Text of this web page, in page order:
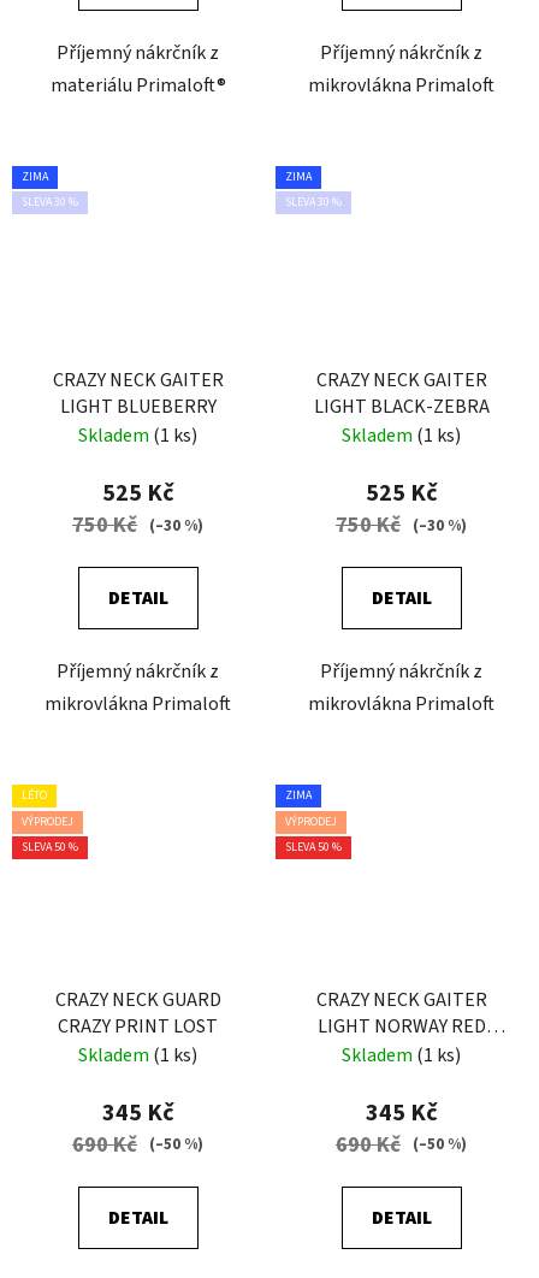
Příjemný nákrčník z
materiálu Primaloft®
Příjemný nákrčník z
mikrovlákna Primaloft
ZIMA
SLEVA 30 %
CRAZY NECK GAITER
LIGHT BLUEBERRY
Skladem (1 ks)
525 Kč
750 Kč (–30 %)
DETAIL
Příjemný nákrčník z
mikrovlákna Primaloft
ZIMA
SLEVA 30 %
CRAZY NECK GAITER
LIGHT BLACK-ZEBRA
Skladem (1 ks)
525 Kč
750 Kč (–30 %)
DETAIL
Příjemný nákrčník z
mikrovlákna Primaloft
LÉTO
VÝPRODEJ
SLEVA 50 %
CRAZY NECK GUARD
CRAZY PRINT LOST
Skladem (1 ks)
345 Kč
690 Kč (–50 %)
DETAIL
ZIMA
VÝPRODEJ
SLEVA 50 %
CRAZY NECK GAITER
LIGHT NORWAY RED
WOOL
Skladem (1 ks)
345 Kč
690 Kč (–50 %)
DETAIL